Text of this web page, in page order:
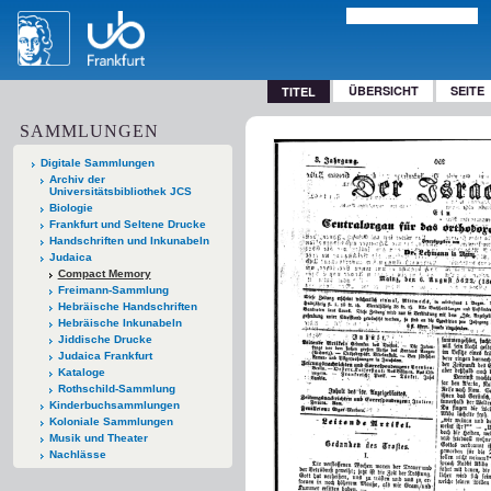
TITEL ÜBERSICHT SEITE
SAMMLUNGEN
Digitale Sammlungen
Archiv der
Universitätsbibliothek JCS
Biologie
Frankfurt und Seltene Drucke
Handschriften und Inkunabeln
Judaica
Compact Memory
Freimann-Sammlung
Hebräische Handschriften
Hebräische Inkunabeln
Jiddische Drucke
Judaica Frankfurt
Kataloge
Rothschild-Sammlung
Kinderbuchsammlungen
Koloniale Sammlungen
Musik und Theater
Nachlässe